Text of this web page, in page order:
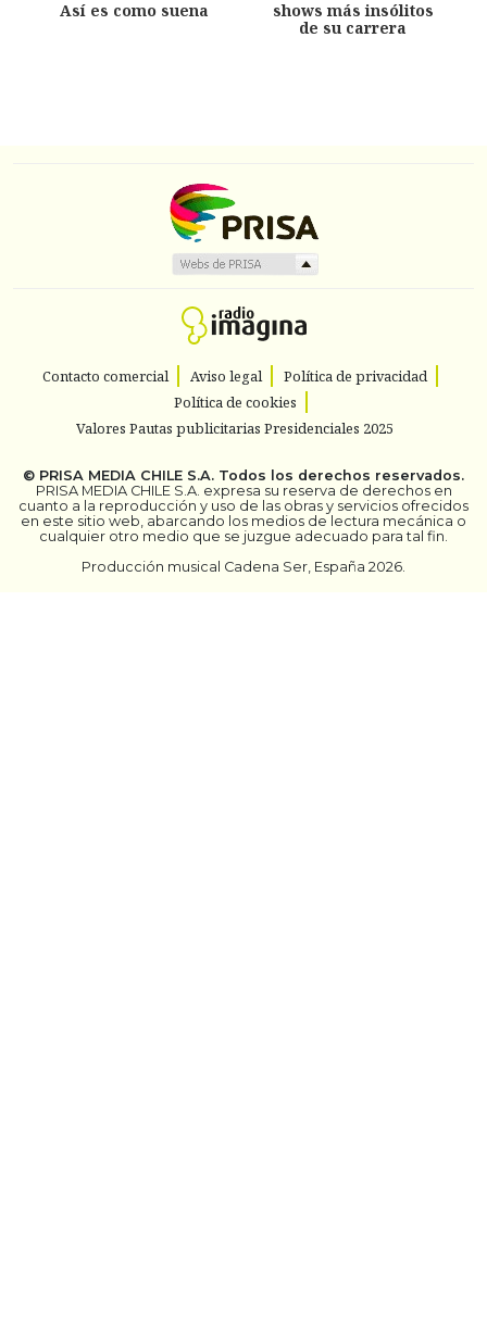
Así es como suena
shows más insólitos
de su carrera
Contacto comercial Aviso legal
Política de privacidad
Política de cookies
Valores Pautas publicitarias Presidenciales 2025
© PRISA MEDIA CHILE S.A. Todos los derechos reservados.
PRISA MEDIA CHILE S.A. expresa su reserva de derechos en
cuanto a la reproducción y uso de las obras y servicios ofrecidos
en este sitio web, abarcando los medios de lectura mecánica o
cualquier otro medio que se juzgue adecuado para tal fin.
Producción musical Cadena Ser, España 2026.